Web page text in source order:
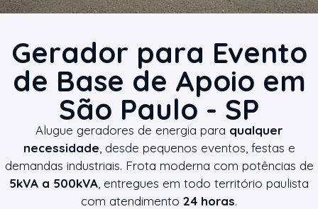
Gerador para Evento
de Base de Apoio em
São Paulo - SP
Alugue geradores de energia para qualquer
necessidade , desde pequenos eventos, festas e
demandas industriais. Frota moderna com potências de
5kVA a 500kVA , entregues em todo território paulista
com atendimento 24 horas.